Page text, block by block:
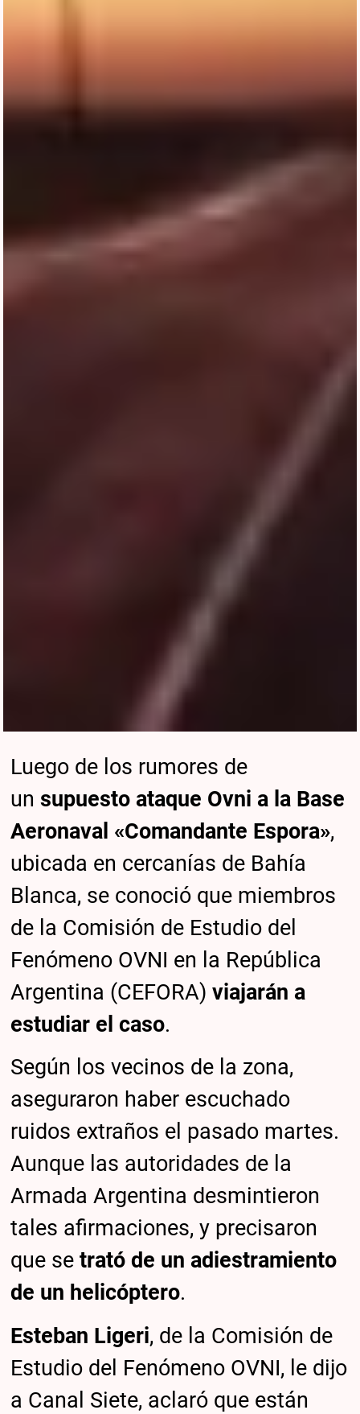
Luego de los rumores de
unsupuesto ataque Ovni a la Base
Aeronaval «Comandante Espora»,
ubicada en cercanías de Bahía
Blanca, se conoció que miembros
de la Comisión de Estudio del
Fenómeno OVNI en la República
Argentina (CEFORA)viajarán a
estudiar el caso.
Según los vecinos de la zona,
aseguraron haber escuchado
ruidos extraños el pasado martes.
Aunque las autoridades de la
Armada Argentina desmintieron
tales afirmaciones, y precisaron
que setrató de un adiestramiento
de un helicóptero.
Esteban Ligeri, de la Comisión de
Estudio del Fenómeno OVNI, le dijo
a Canal Siete, aclaró que están